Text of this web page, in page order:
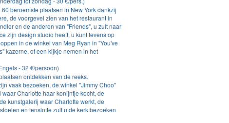
beroemste plaatsen in New York dankzij
de voorgevel zien van het restaurant in
en de anderen van "Friends", u zult naar
zijn design studio heeft, u kunt tevens op
in de winkel van Meg Ryan in "You've
kazerne, of een kijkje nemen in het
- 32 €/persoon)
ontdekken van de reeks.
vaak bezoeken, de winkel "Jimmy Choo"
Charlotte haar konijntje kocht, de
kunstgalerij waar Charlotte werkt, de
en tenslotte zult u de kerk bezoeken